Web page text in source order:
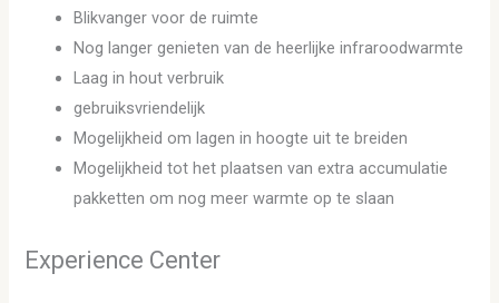
Blikvanger voor de ruimte
Nog langer genieten van de heerlijke infraroodwarmte
Laag in hout verbruik
gebruiksvriendelijk
Mogelijkheid om lagen in hoogte uit te breiden
Mogelijkheid tot het plaatsen van extra accumulatie
pakketten om nog meer warmte op te slaan
Experience Center